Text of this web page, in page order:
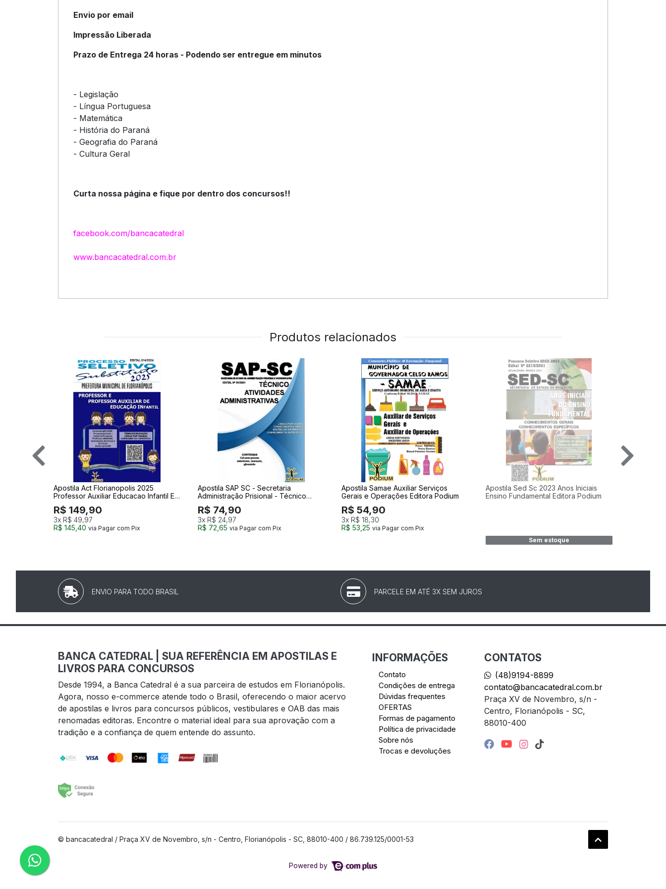
Envio por email
Impressão Liberada
Prazo de Entrega 24 horas - Podendo ser entregue em minutos
- Legislação
- Língua Portuguesa
- Matemática
- História do Paraná
- Geografia do Paraná
- Cultura Geral
Curta nossa página e fique por dentro dos concursos!!
facebook.com/bancacatedral
www.bancacatedral.com.br
Produtos relacionados
Apostila Act Florianopolis 2025
Professor Auxiliar Educacao Infantil Ed
Podium
R$ 149,90
3x R$ 49,97
R$ 145,40 via Pagar com Pix
Apostila SAP SC - Secretaria
Administração Prisional - Técnico
Atividades Administrativas - Editora
Podium
R$ 74,90
3x R$ 24,97
R$ 72,65 via Pagar com Pix
Apostila Samae Auxiliar Serviços
Gerais e Operações Editora Podium
R$ 54,90
3x R$ 18,30
R$ 53,25 via Pagar com Pix
Apostila Sed Sc 2023 Anos Iniciais
Ensino Fundamental Editora Podium
Sem estoque
ENVIO PARA TODO BRASIL PARCELE EM ATÉ 3X SEM JUROS
CONTATOS
(48)9194-8899
contato@bancacatedral.com.br
Praça XV de Novembro, s/n -
Centro, Florianópolis - SC,
88010-400
INFORMAÇÕES
Contato
Condições de entrega
Dúvidas frequentes
OFERTAS
Formas de pagamento
Política de privacidade
Sobre nós
Trocas e devoluções
BANCA CATEDRAL | SUA REFERÊNCIA EM APOSTILAS E
LIVROS PARA CONCURSOS
Desde 1994, a Banca Catedral é a sua parceira de estudos em Florianópolis.
Agora, nosso e-commerce atende todo o Brasil, oferecendo o maior acervo
de apostilas e livros para concursos públicos, vestibulares e OAB das mais
renomadas editoras. Encontre o material ideal para sua aprovação com a
tradição e a confiança de quem entende do assunto.
© bancacatedral / Praça XV de Novembro, s/n - Centro, Florianópolis - SC, 88010-400 / 86.739.125/0001-53
Powered by